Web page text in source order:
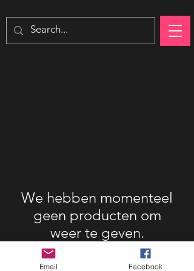
We hebben momenteel
geen producten om
weer te geven.
Email Facebook